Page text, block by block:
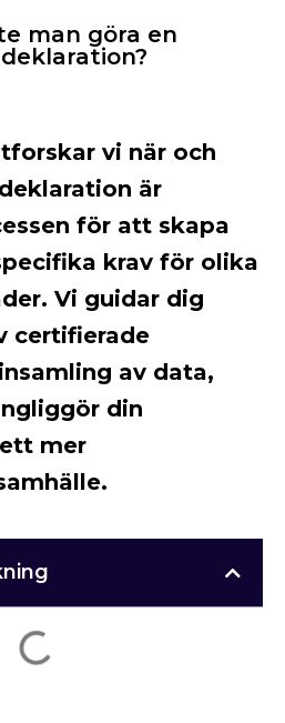
man göra en
vi när och
är
för att skapa
krav för olika
Vi guidar dig
certifierade
av data,
din
mer